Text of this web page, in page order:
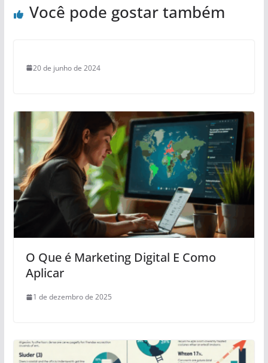
Você pode gostar também
20 de junho de 2024
O Que é Marketing Digital E Como
Aplicar
1 de dezembro de 2025